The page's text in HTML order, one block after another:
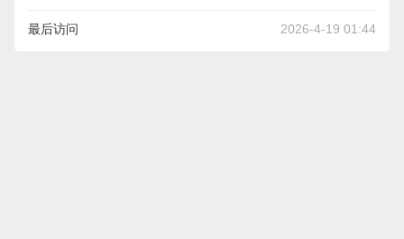
最后访问 2026-4-19 01:44